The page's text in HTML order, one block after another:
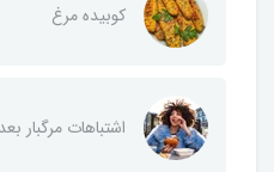
کوبیده مرغ
اشتباهات مرگبار